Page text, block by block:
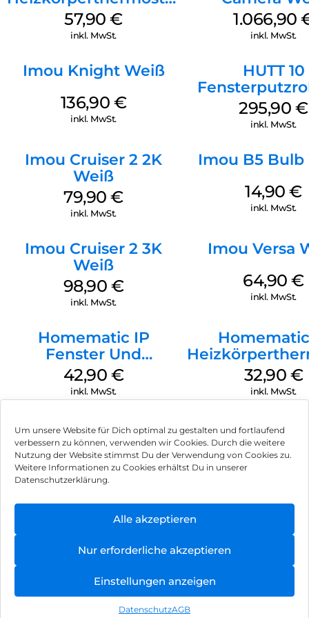
Um unsere Website für Dich optimal zu gestalten und fortlaufend
verbessern zu können, verwenden wir Cookies. Durch die weitere
Nutzung der Website stimmst Du der Verwendung von Cookies zu.
Weitere Informationen zu Cookies erhältst Du in unserer
Datenschutzerklärung.
Alle akzeptieren
Nur erforderliche akzeptieren
Einstellungen anzeigen
DatenschutzAGB
Reinigungshilfe beherrscht mehrere Sprachszenarien, damit
du spielend leicht reinigen kannst.
Weiß
57,90€
inkl. MwSt.
1.066,90
inkl. MwSt.
Imou Knight Weiß
136,90 €
inkl. MwSt.
HUTT 10
Weiß
295,90€
inkl. MwSt.
Imou Cruiser 2 2K
Weiß
79,90€
inkl. MwSt.
Imou B5 Bulb
14,90€
inkl. MwSt.
Imou Cruiser 2 3K
Weiß
98,90 €
inkl. MwSt.
Imou Versa
64,90€
inkl. MwSt.
Homematic IP
Fenster Und
Türkontakt Optisch
Weiß
42,90 €
inkl. MwSt.
Basic
32,90 €
inkl. MwSt.
Impressum
Hinweis zur Batterieentsorgung
Newsletter
, Brodos AG – All Rights Reserved.